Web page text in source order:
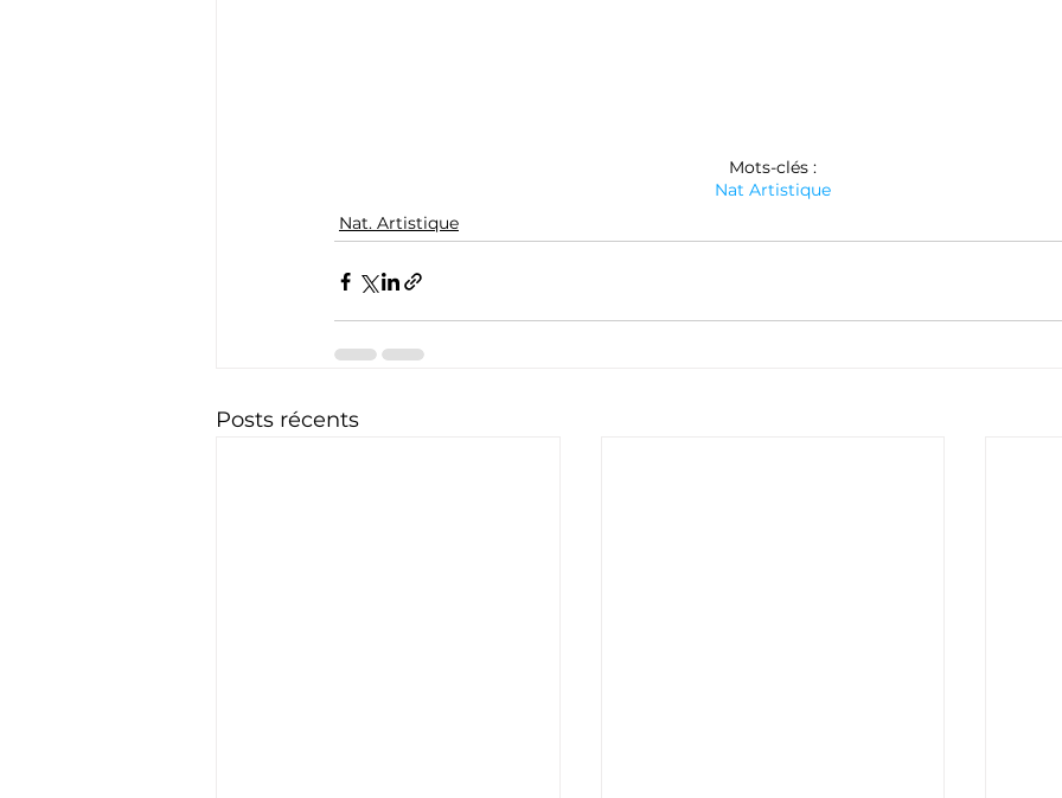
Mots-clés :
Nat Artistique
Nat. Artistique
Posts récents